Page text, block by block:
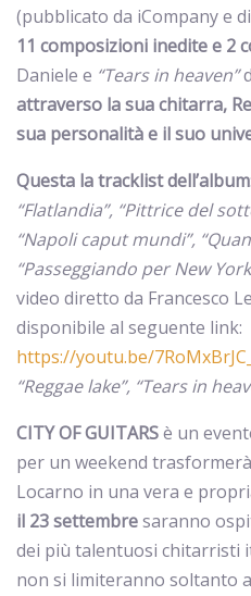
(pubblicato da iCompany e
11 composizioni inedite e 2
Daniele e “Tears in heaven”
attraverso la sua chitarra,
sua personalità e il suo
Questa la tracklist dell’album:
“Flatlandia”, “Pittrice del
“Napoli caput mundi”,
“Passeggiando per New
video diretto da Francesco
disponibile al seguente link:
https://youtu.be/
“Reggae lake”, “Tears in
CITY OF GUITARSè un
per un weekend
Locarno in una vera e
il 23 settembresaranno
dei più talentuosi chitarristi
non si limiteranno soltanto